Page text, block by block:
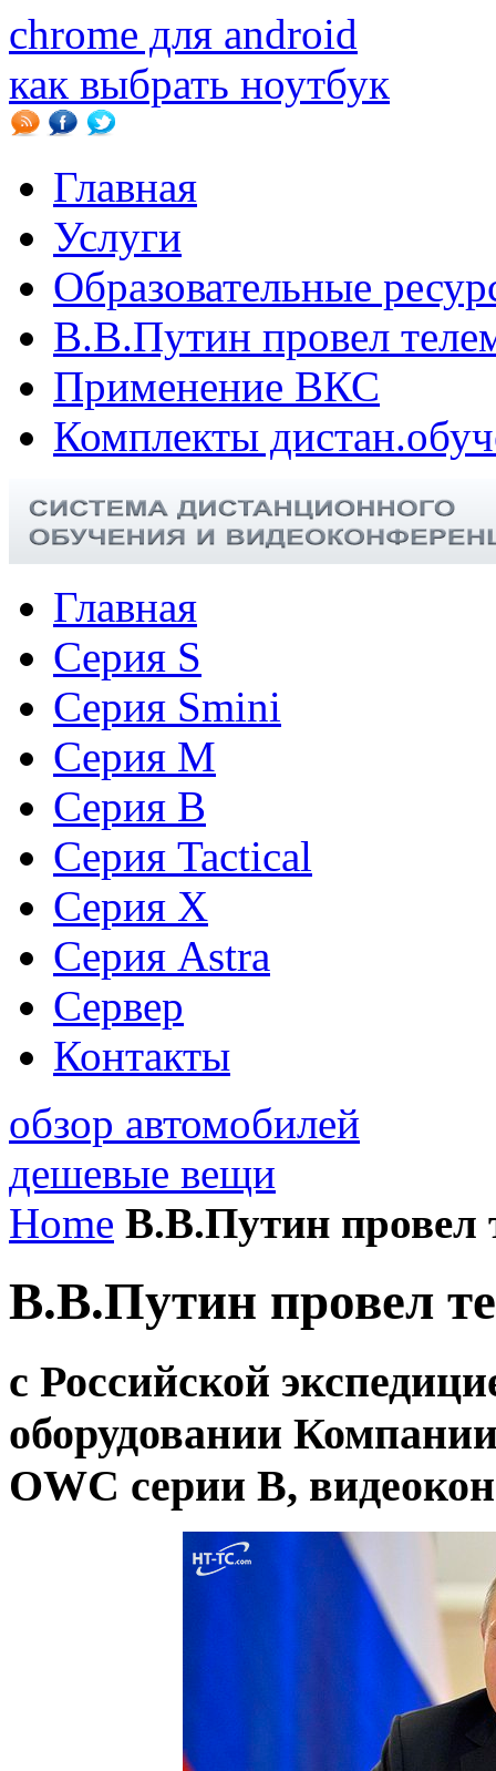
chrome для android
как выбрать ноутбук
Главная
Услуги
Образовательные
В.B.Путин провел
Применение ВКС
Комплекты
Главная
Серия S
Серия Smini
Серия M
Серия B
Серия Tactical
Cерия X
Серия Astra
Сервер
Контакты
обзор автомобилей
дешевые вещи
Home В.B.Путин провел
В.B.Путин провел
с Российской
оборудовании
OWC серии В,